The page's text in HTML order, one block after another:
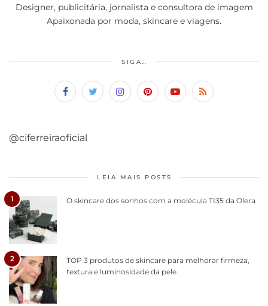
Designer, publicitária, jornalista e consultora de imagem
Apaixonada por moda, skincare e viagens.
SIGA…
@ciferreiraoficial
LEIA MAIS POSTS
1 O skincare dos sonhos com a molécula TI35 da Olera
2
TOP 3 produtos de skincare para melhorar firmeza,
textura e luminosidade da pele